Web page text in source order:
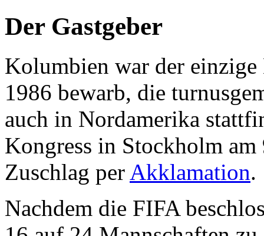
Der Gastgeber
Kolumbien war der
1986 bewarb, die
auch in Nordamerika
Kongress in Stockholm
Zuschlag per Akklamation.
Nachdem die FIFA